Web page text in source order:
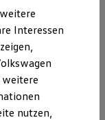
können und nicht
Im
Fortschritt
ausschalten,
diese wieder
Interessen
weitere
nutzen,